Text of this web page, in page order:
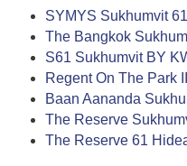
SYMYS Sukhumvit 61
The Bangkok
S61 Sukhumvit BY
Regent On The Park
Baan Aananda
The Reserve
The Reserve 61